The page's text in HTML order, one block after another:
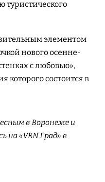
туристического
элементом
нового осенне-
с любовью»,
которого состоится в
в Воронеже и
«VRN Град» в